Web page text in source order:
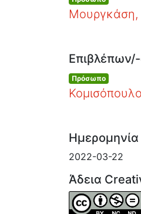
Πρόσωπο
Επιβλέπων/-
Πρόσωπο
Ημερομηνία
Άδεια